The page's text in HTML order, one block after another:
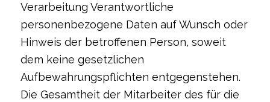
Verarbeitung Verantwortliche
personenbezogene Daten auf Wunsch oder
Hinweis der betroffenen Person, soweit
dem keine gesetzlichen
Aufbewahrungspflichten entgegenstehen.
Die Gesamtheit der Mitarbeiter des für die